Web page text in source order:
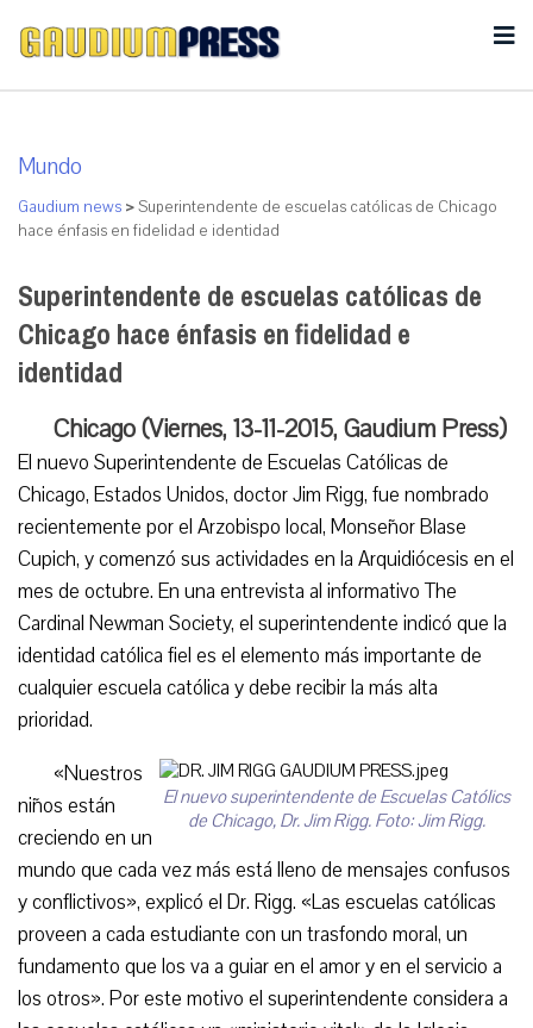
Mundo
Gaudium news >Superintendente de escuelas católicas de Chicago
hace énfasis en fidelidad e identidad
Superintendente de escuelas católicas de
Chicago hace énfasis en fidelidad e
identidad
Chicago (Viernes, 13-11-2015, Gaudium Press)
El nuevo Superintendente de Escuelas Católicas de
Chicago, Estados Unidos, doctor Jim Rigg, fue nombrado
recientemente por el Arzobispo local, Monseñor Blase
Cupich, y comenzó sus actividades en la Arquidiócesis en el
mes de octubre. En una entrevista al informativo The
Cardinal Newman Society, el superintendente indicó que la
identidad católica fiel es el elemento más importante de
cualquier escuela católica y debe recibir la más alta
prioridad.
El nuevo superintendente de Escuelas Católics
de Chicago, Dr. Jim Rigg. Foto: Jim Rigg.
«Nuestros
niños están
creciendo en un
mundo que cada vez más está lleno de mensajes confusos
y conflictivos», explicó el Dr. Rigg. «Las escuelas católicas
proveen a cada estudiante con un trasfondo moral, un
fundamento que los va a guiar en el amor y en el servicio a
los otros». Por este motivo el superintendente considera a